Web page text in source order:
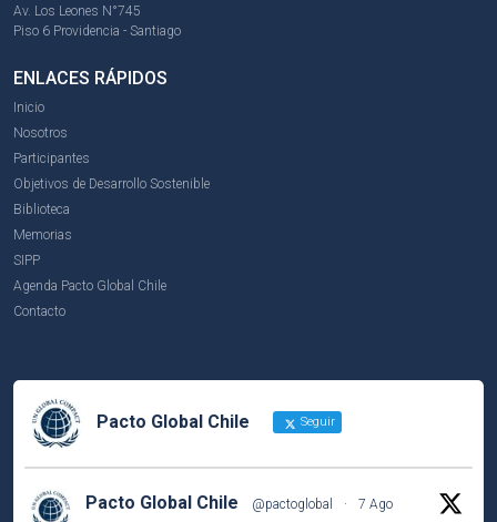
Av. Los Leones N°745
Piso 6 Providencia - Santiago
ENLACES RÁPIDOS
Inicio
Nosotros
Participantes
Objetivos de Desarrollo Sostenible
Biblioteca
Memorias
SIPP
Agenda Pacto Global Chile
Contacto
Pacto Global Chile Seguir
Pacto Global Chile @pactoglobal ·
7 Ago